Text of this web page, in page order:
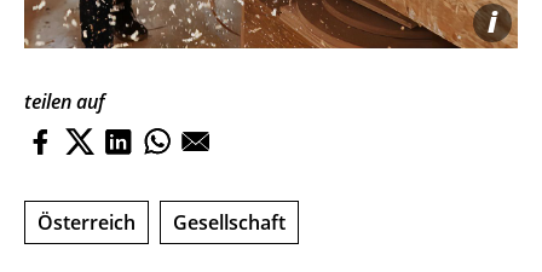
i
teilen auf
Österreich Gesellschaft